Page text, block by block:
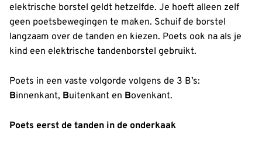
elektrische borstel geldt hetzelfde. Je hoeft alleen zelf
geen poetsbewegingen te maken. Schuif de borstel
langzaam over de tanden en kiezen. Poets ook na als je
kind een elektrische tandenborstel gebruikt.
Poets in een vaste volgorde volgens de 3 B’s:
Binnenkant, Buitenkant en Bovenkant.
Poets eerst de tanden in de onderkaak